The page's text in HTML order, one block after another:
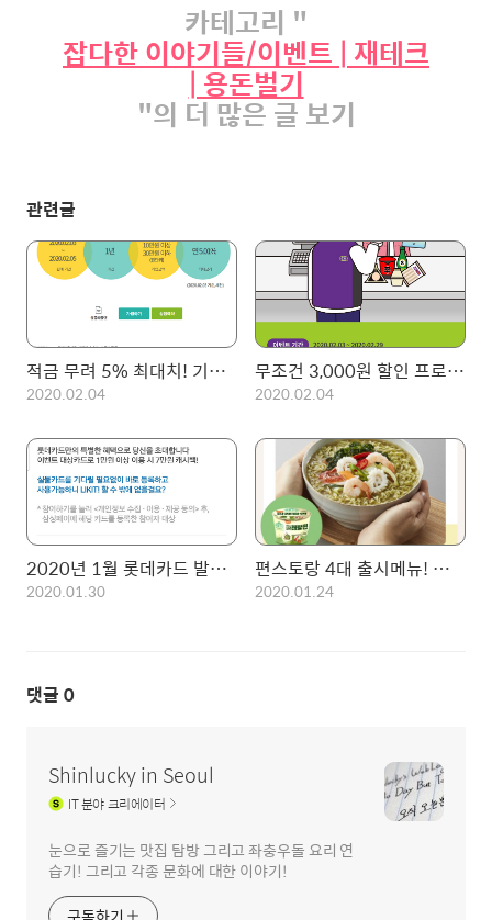
카테고리 "
잡다한 이야기들/이벤트 | 재테크
| 용돈벌기
"의 더 많은 글 보기
관련글
적금 무려 5% 최대치! 기간한정 하나은행 하나 더 적금!
2020.02.04
무조건 3,000원 할인 프로모션! 삼성페이 x 다날 x CU 진행중!
2020.02.04
2020년 1월 롯데카드 발급을 위한 최적의 이벤트 (엘포인트 자동차세 연납)
2020.01.30
편스토랑 4대 출시메뉴! 이영자의 태안탕면!(파래탕면) 우승
2020.01.24
댓글 0
Shinlucky in Seoul
IT분야 크리에이터
눈으로 즐기는 맛집 탐방 그리고 좌충우돌 요리 연
습기! 그리고 각종 문화에 대한 이야기!